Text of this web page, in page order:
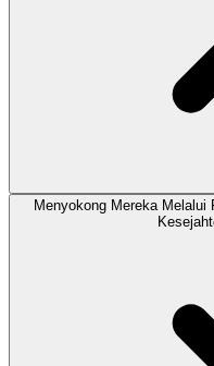
Menyokong Mereka Melalui